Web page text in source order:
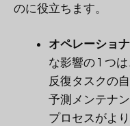
のに役立ちます。
オペレーショ
な影響の 1 つ
反復タスクの
予測メンテナ
プロセスがよ